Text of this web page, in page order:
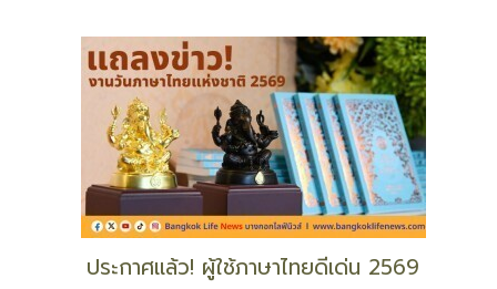
ประกาศแล้ว! ผู้ใช้ภาษาไทยดีเด่น 2569